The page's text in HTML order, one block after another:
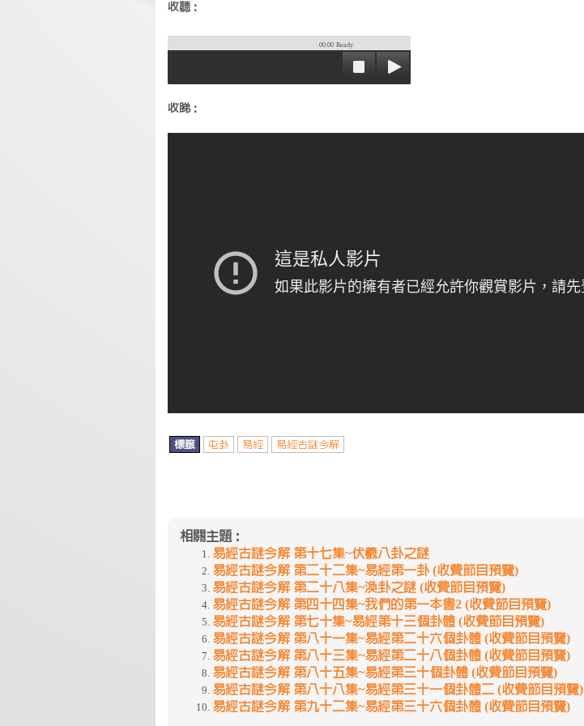
收聽：
00:00 Ready
收睇：
標籤 屯卦 易經 易經古謎今解
相關主題：
易經古謎今解 第十七集~伏羲八卦之謎
易經古謎今解 第二十二集~易經第一卦 (收費節目預覽)
易經古謎今解 第二十八集~渙卦之謎 (收費節目預覽)
易經古謎今解 第四十四集~我們的第一本書2 (收費節目預覽)
易經古謎今解 第七十集~易經第十三個卦體 (收費節目預覽)
易經古謎今解 第八十一集~易經第二十六個卦體 (收費節目預覽)
易經古謎今解 第八十三集~易經第二十八個卦體 (收費節目預覽)
易經古謎今解 第八十五集~易經第三十個卦體 (收費節目預覽)
易經古謎今解 第八十八集~易經第三十一個卦體二 (收費節目預覽)
易經古謎今解 第九十二集~易經第三十六個卦體 (收費節目預覽)